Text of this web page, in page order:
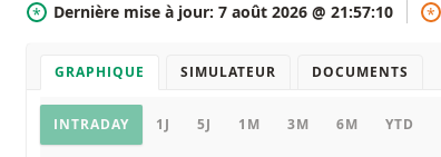
* Dernière mise à jour: 7 août 2026 @ 21:57:10 *
GRAPHIQUE SIMULATEUR DOCUMENTS
Graphique
INTRADAY 1J 5J 1M 3M 6M YTD